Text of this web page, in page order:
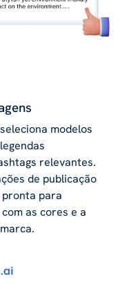
modelos
relevantes.
de publicação
pronta para
as cores e a